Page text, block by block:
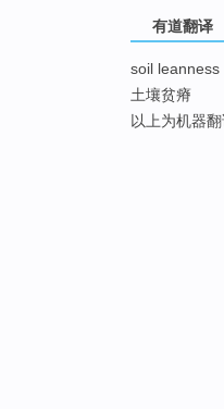
有道翻译
soil leanness
土壤贫瘠
以上为机器